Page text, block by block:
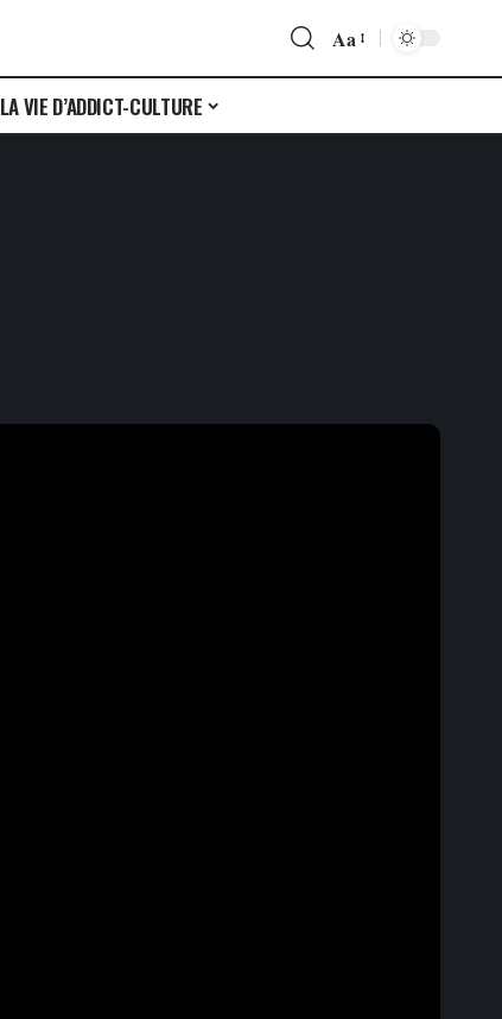
Aa
LA VIE D’ADDICT-CULTURE